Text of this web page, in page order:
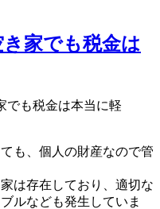
家でも税金は
も、個人の財産なので管
は存在しており、適切な
ルなども発生していま